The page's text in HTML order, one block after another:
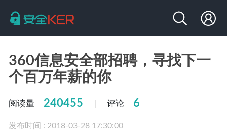
360信息安全部招聘，寻找下一
个百万年薪的你
阅读量 240455 评论 6
发布时间 : 2018-03-28 17:30:00